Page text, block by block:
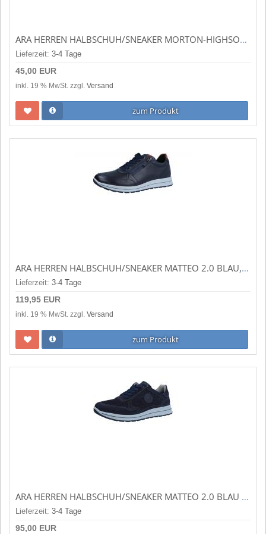
ARA HERREN HALBSCHUH/SNEAKER MORTON-HIGHSOFT COGNAC,NAVY (BRAUN) 11-34005-07
Lieferzeit: 3-4 Tage
45,00 EUR
inkl. 19 % MwSt. zzgl. Versand
zum Produkt
ARA HERREN HALBSCHUH/SNEAKER MATTEO 2.0 BLAU,COGNAC (BLAU) 1124501-12
Lieferzeit: 3-4 Tage
119,95 EUR
inkl. 19 % MwSt. zzgl. Versand
zum Produkt
ARA HERREN HALBSCHUH/SNEAKER MATTEO 2.0 BLAU 11-24563-12
Lieferzeit: 3-4 Tage
95,00 EUR